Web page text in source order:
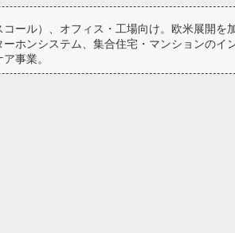
ール）、オフィス・工場向け。欧米展開を
ホンシステム、集合住宅・マンションのイ
事業。